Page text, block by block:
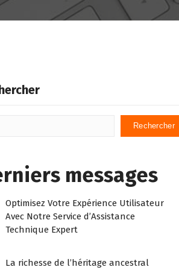
Rechercher
messages
Optimisez Votre Expérience Utilisateur
Avec Notre Service d’Assistance
Technique Expert
La richesse de l’héritage ancestral